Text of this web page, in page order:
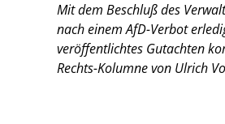
Mit dem Beschluß des
nach einem AfD-Verbot
veröffentlichtes Gutachten
Rechts-Kolumne von Ulrich